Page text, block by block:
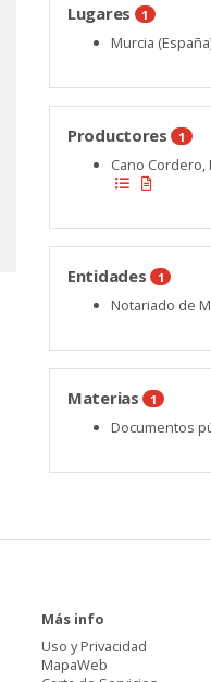
Lugares 1
Murcia
Productores 1
Cano Cordero,
Entidades 1
Notariado de
Materias 1
Documentos
Más info
Uso y Privacidad
MapaWeb